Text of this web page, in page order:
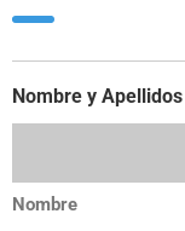
Nombre y Apellidos
Nombre